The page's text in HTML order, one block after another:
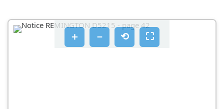
＋ － ⟲ ⛶